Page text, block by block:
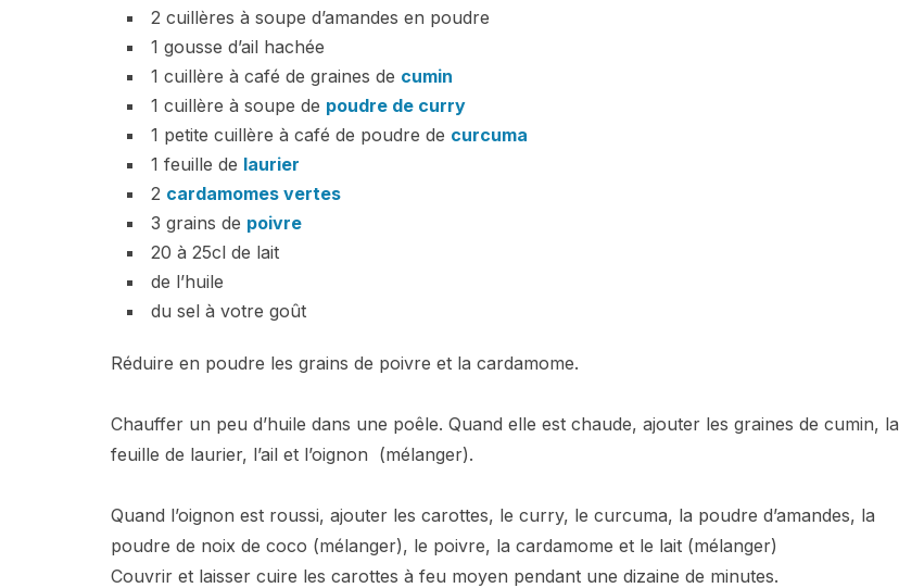
2 cuillères à soupe d’amandes en poudre
1 gousse d’ail hachée
1 cuillère à café de graines de cumin
1 cuillère à soupe de poudre de curry
1 petite cuillère à café de poudre de curcuma
1 feuille de laurier
2 cardamomes vertes
3 grains de poivre
20 à 25cl de lait
de l’huile
du sel à votre goût
Réduire en poudre les grains de poivre et la cardamome.
Chauffer un peu d’huile dans une poêle. Quand elle est chaude, ajouter les graines de cumin, la
feuille de laurier, l’ail et l’oignon (mélanger).
Quand l’oignon est roussi, ajouter les carottes, le curry, le curcuma, la poudre d’amandes, la
poudre de noix de coco (mélanger), le poivre, la cardamome et le lait (mélanger)
Couvrir et laisser cuire les carottes à feu moyen pendant une dizaine de minutes.